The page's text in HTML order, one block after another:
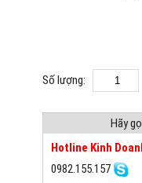
Số lượng:
Hãy
Hotline Kinh
0982.155.157